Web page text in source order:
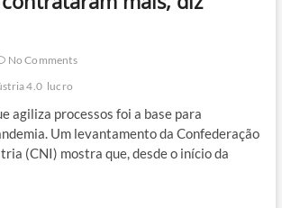
No Comments
4.0 lucro
agiliza processos foi a base para
Um levantamento da Confederação
(CNI) mostra que, desde o início da